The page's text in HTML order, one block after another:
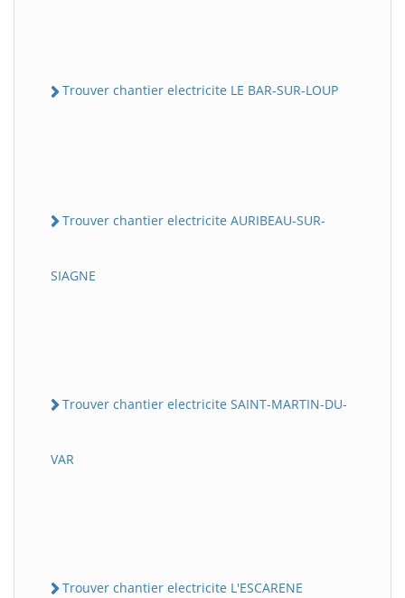
Trouver chantier electricite LE BAR-SUR-LOUP
Trouver chantier electricite AURIBEAU-SUR-
SIAGNE
Trouver chantier electricite SAINT-MARTIN-DU-
VAR
Trouver chantier electricite L'ESCARENE